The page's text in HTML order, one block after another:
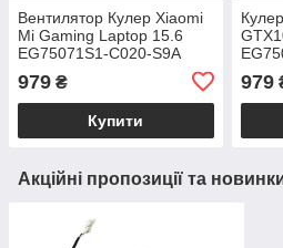
Вентилятор Кулер Xiaomi
Mi Gaming Laptop 15.6
EG75071S1-C020-S9A
979 ₴
Купити
979
Акційні пропозиції та